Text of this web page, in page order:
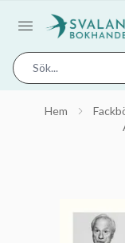
Hem